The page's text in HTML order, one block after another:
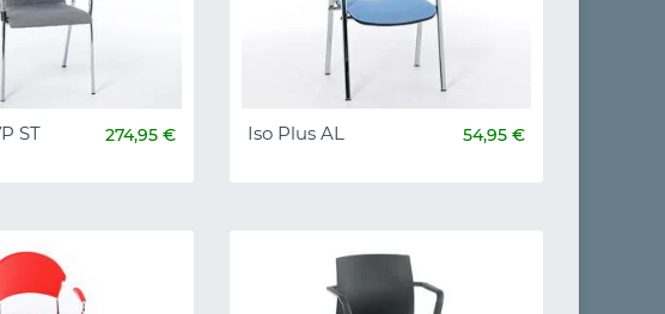
ST 274,95 € Iso Plus AL 54,95 €